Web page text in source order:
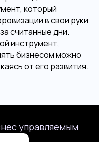
который
в свои руки
считанные дни.
инструмент,
бизнесом можно
от его развития.
управляемым